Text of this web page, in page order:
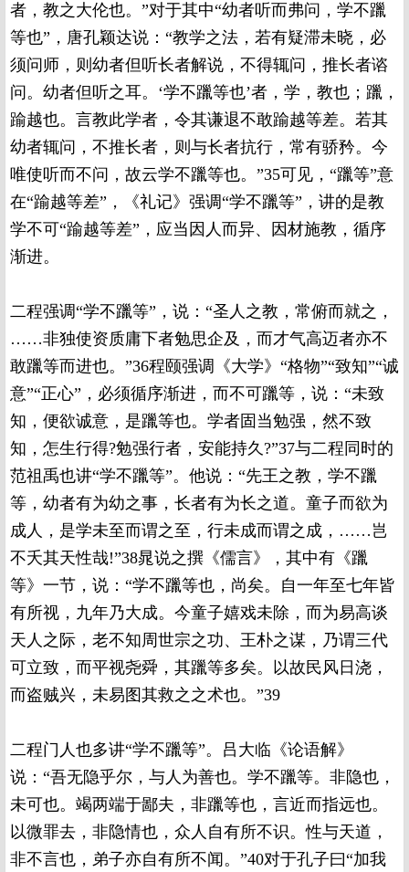
者，教之大伦也。”对于其中“幼者听而弗问，学不躐
等也”，唐孔颖达说：“教学之法，若有疑滞未晓，必
须问师，则幼者但听长者解说，不得辄问，推长者谘
问。幼者但听之耳。‘学不躐等也’者，学，教也；躐，
踰越也。言教此学者，令其谦退不敢踰越等差。若其
幼者辄问，不推长者，则与长者抗行，常有骄矜。今
唯使听而不问，故云学不躐等也。”35可见，“躐等”意
在“踰越等差”，《礼记》强调“学不躐等”，讲的是教
学不可“踰越等差”，应当因人而异、因材施教，循序
渐进。
二程强调“学不躐等”，说：“圣人之教，常俯而就之，
……非独使资质庸下者勉思企及，而才气高迈者亦不
敢躐等而进也。”36程颐强调《大学》“格物”“致知”“诚
意”“正心”，必须循序渐进，而不可躐等，说：“未致
知，便欲诚意，是躐等也。学者固当勉强，然不致
知，怎生行得?勉强行者，安能持久?”37与二程同时的
范祖禹也讲“学不躐等”。他说：“先王之教，学不躐
等，幼者有为幼之事，长者有为长之道。童子而欲为
成人，是学未至而谓之至，行未成而谓之成，……岂
不夭其天性哉!”38晁说之撰《儒言》，其中有《躐
等》一节，说：“学不躐等也，尚矣。自一年至七年皆
有所视，九年乃大成。今童子嬉戏未除，而为易高谈
天人之际，老不知周世宗之功、王朴之谋，乃谓三代
可立致，而平视尧舜，其躐等多矣。以故民风日浇，
而盗贼兴，未易图其救之之术也。”39
二程门人也多讲“学不躐等”。吕大临《论语解》
说：“吾无隐乎尔，与人为善也。学不躐等。非隐也，
未可也。竭两端于鄙夫，非躐等也，言近而指远也。
以微罪去，非隐情也，众人自有所不识。性与天道，
非不言也，弟子亦自有所不闻。”40对于孔子曰“加我